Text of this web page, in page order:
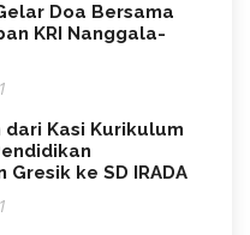
Doa Bersama
KRI Nanggala-
dari Kasi Kurikulum
Gresik ke SD IRADA